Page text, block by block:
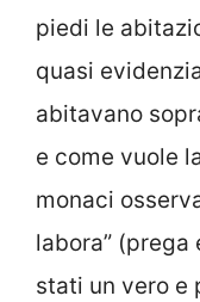
piedi le
quasi
abitavano
e come vuole
monaci
labora” (prega
stati un vero e